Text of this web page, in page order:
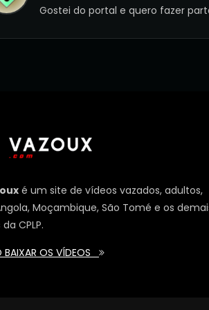
Gostei do portal e quero fazer
é um site de vídeos vazados, adultos,
Moçambique, São Tomé e os
CPLP.
OS VÍDEOS